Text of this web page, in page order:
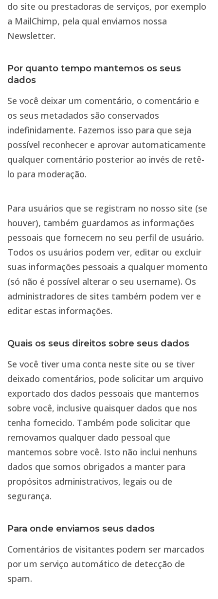
do site ou prestadoras de serviços, por exemplo
a MailChimp, pela qual enviamos nossa
Newsletter.
Por quanto tempo mantemos os seus
dados
Se você deixar um comentário, o comentário e
os seus metadados são conservados
indefinidamente. Fazemos isso para que seja
possível reconhecer e aprovar automaticamente
qualquer comentário posterior ao invés de retê-
lo para moderação.
Para usuários que se registram no nosso site (se
houver), também guardamos as informações
pessoais que fornecem no seu perfil de usuário.
Todos os usuários podem ver, editar ou excluir
suas informações pessoais a qualquer momento
(só não é possível alterar o seu username). Os
administradores de sites também podem ver e
editar estas informações.
Quais os seus direitos sobre seus dados
Se você tiver uma conta neste site ou se tiver
deixado comentários, pode solicitar um arquivo
exportado dos dados pessoais que mantemos
sobre você, inclusive quaisquer dados que nos
tenha fornecido. Também pode solicitar que
removamos qualquer dado pessoal que
mantemos sobre você. Isto não inclui nenhuns
dados que somos obrigados a manter para
propósitos administrativos, legais ou de
segurança.
Para onde enviamos seus dados
Comentários de visitantes podem ser marcados
por um serviço automático de detecção de
spam.